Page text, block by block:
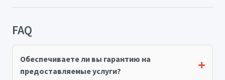
FAQ
Обеспечиваете ли вы гарантию на
предоставляемые услуги?